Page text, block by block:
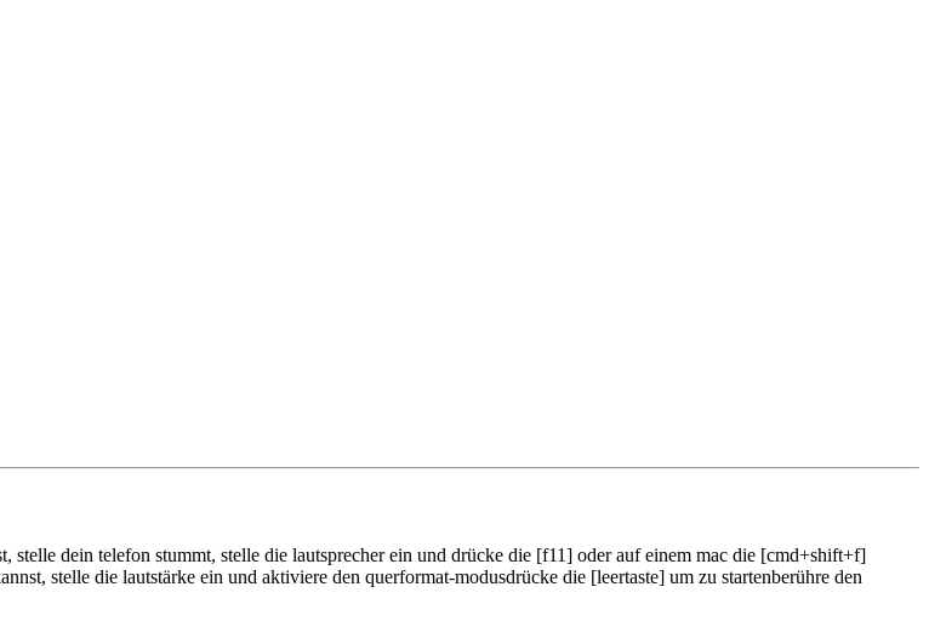
stelle dein telefon stummt, stelle die lautsprecher ein und drücke die [f11] oder auf einem mac die [cmd+shift+f]
stelle die lautstärke ein und aktiviere den querformat-modusdrücke die [leertaste] um zu startenberühre den